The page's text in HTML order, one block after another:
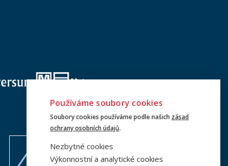
Používáme soubory cookies
Soubory cookies používáme podle našich zásad
ochrany osobních údajů.
Nezbytné cookies
Výkonnostní a analytické cookies